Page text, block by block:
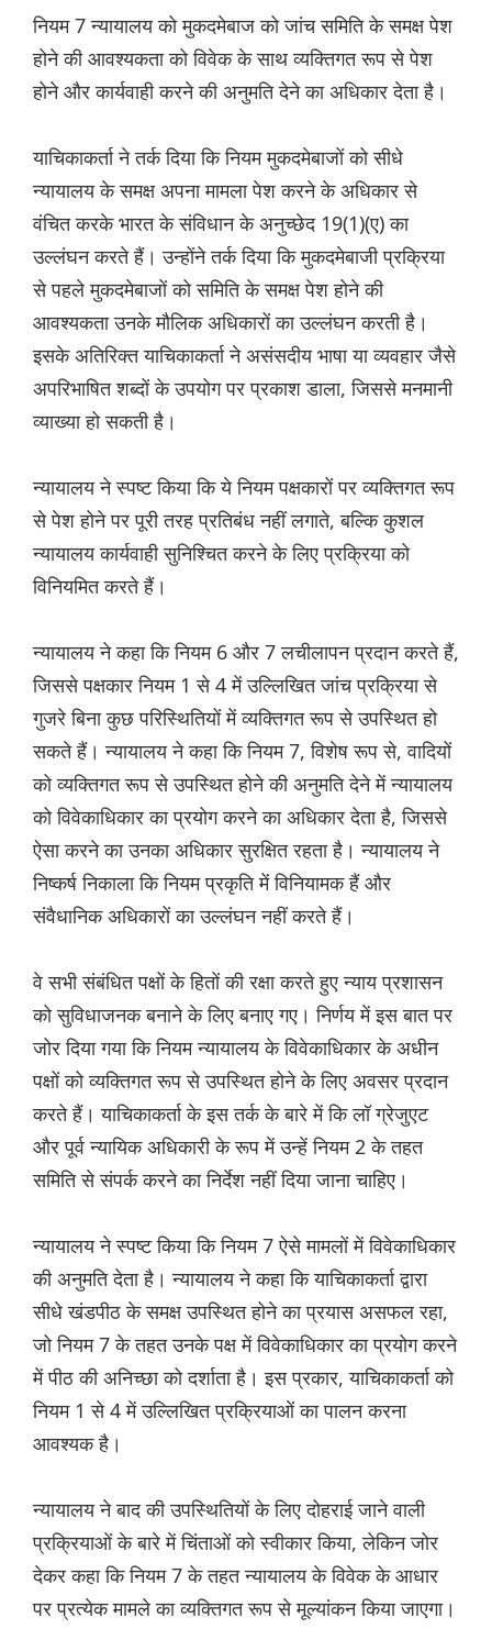
नियम 7 न्यायालय को मुकदमेबाज को जांच समिति के समक्ष पेश
होने की आवश्यकता को विवेक के साथ व्यक्तिगत रूप से पेश
होने और कार्यवाही करने की अनुमति देने का अधिकार देता है।
याचिकाकर्ता ने तर्क दिया कि नियम मुकदमेबाजों को सीधे
न्यायालय के समक्ष अपना मामला पेश करने के अधिकार से
वंचित करके भारत के संविधान के अनुच्छेद 19(1)(ए) का
उल्लंघन करते हैं। उन्होंने तर्क दिया कि मुकदमेबाजी प्रक्रिया
से पहले मुकदमेबाजों को समिति के समक्ष पेश होने की
आवश्यकता उनके मौलिक अधिकारों का उल्लंघन करती है।
इसके अतिरिक्त याचिकाकर्ता ने असंसदीय भाषा या व्यवहार जैसे
अपरिभाषित शब्दों के उपयोग पर प्रकाश डाला, जिससे मनमानी
व्याख्या हो सकती है।
न्यायालय ने स्पष्ट किया कि ये नियम पक्षकारों पर व्यक्तिगत रूप
से पेश होने पर पूरी तरह प्रतिबंध नहीं लगाते, बल्कि कुशल
न्यायालय कार्यवाही सुनिश्चित करने के लिए प्रक्रिया को
विनियमित करते हैं।
न्यायालय ने कहा कि नियम 6 और 7 लचीलापन प्रदान करते हैं,
जिससे पक्षकार नियम 1 से 4 में उल्लिखित जांच प्रक्रिया से
गुजरे बिना कुछ परिस्थितियों में व्यक्तिगत रूप से उपस्थित हो
सकते हैं। न्यायालय ने कहा कि नियम 7, विशेष रूप से, वादियों
को व्यक्तिगत रूप से उपस्थित होने की अनुमति देने में न्यायालय
को विवेकाधिकार का प्रयोग करने का अधिकार देता है, जिससे
ऐसा करने का उनका अधिकार सुरक्षित रहता है। न्यायालय ने
निष्कर्ष निकाला कि नियम प्रकृति में विनियामक हैं और
संवैधानिक अधिकारों का उल्लंघन नहीं करते हैं।
वे सभी संबंधित पक्षों के हितों की रक्षा करते हुए न्याय प्रशासन
को सुविधाजनक बनाने के लिए बनाए गए। निर्णय में इस बात पर
जोर दिया गया कि नियम न्यायालय के विवेकाधिकार के अधीन
पक्षों को व्यक्तिगत रूप से उपस्थित होने के लिए अवसर प्रदान
करते हैं। याचिकाकर्ता के इस तर्क के बारे में कि लॉ ग्रेजुएट
और पूर्व न्यायिक अधिकारी के रूप में उन्हें नियम 2 के तहत
समिति से संपर्क करने का निर्देश नहीं दिया जाना चाहिए।
न्यायालय ने स्पष्ट किया कि नियम 7 ऐसे मामलों में विवेकाधिकार
की अनुमति देता है। न्यायालय ने कहा कि याचिकाकर्ता द्वारा
सीधे खंडपीठ के समक्ष उपस्थित होने का प्रयास असफल रहा,
जो नियम 7 के तहत उनके पक्ष में विवेकाधिकार का प्रयोग करने
में पीठ की अनिच्छा को दर्शाता है। इस प्रकार, याचिकाकर्ता को
नियम 1 से 4 में उल्लिखित प्रक्रियाओं का पालन करना
आवश्यक है।
न्यायालय ने बाद की उपस्थितियों के लिए दोहराई जाने वाली
प्रक्रियाओं के बारे में चिंताओं को स्वीकार किया, लेकिन जोर
देकर कहा कि नियम 7 के तहत न्यायालय के विवेक के आधार
पर प्रत्येक मामले का व्यक्तिगत रूप से मूल्यांकन किया जाएगा।